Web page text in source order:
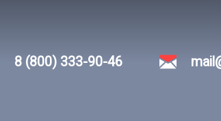
8 (800) 333-90-46